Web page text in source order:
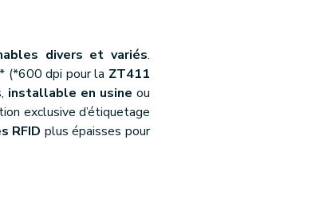
divers et variés.
* (*600 dpi pour la ZT411
installable en usine ou
exclusive d’étiquetage
RFID plus épaisses pour